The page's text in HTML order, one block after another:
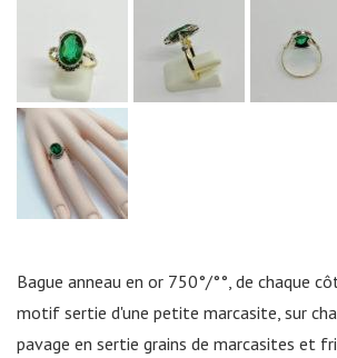
Bague anneau en or 750°/°°, de chaque
motif sertie d'une petite marcasite, sur
pavage en sertie grains de marcasites et